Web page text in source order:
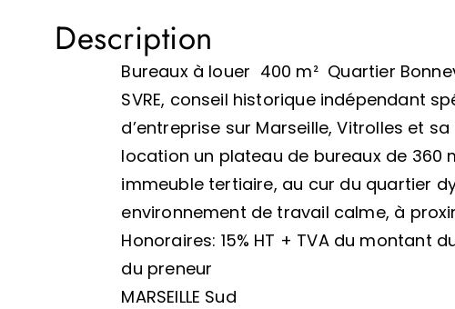
Description
Bureaux à louer  400 m²  Quartier
SVRE, conseil historique indépendant
d’entreprise sur Marseille, Vitrolles et
location un plateau de bureaux de 360
immeuble tertiaire, au cur du quartier
environnement de travail calme, à
Honoraires: 15% HT + TVA du montant
du preneur
MARSEILLE Sud